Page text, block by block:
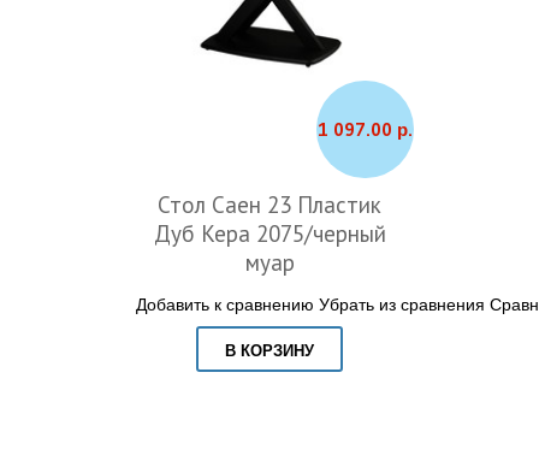
1 097.00 р.
Стол Саен 23 Пластик
Дуб Кера 2075/черный
муар
Добавить к сравнению Убрать из сравнения
В КОРЗИНУ